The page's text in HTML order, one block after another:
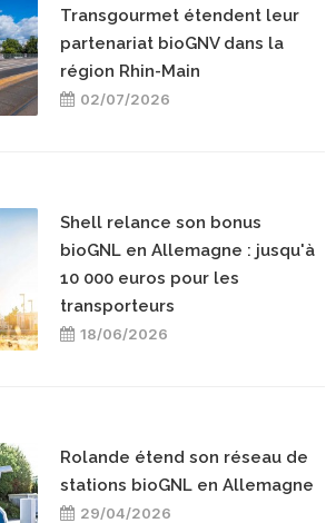
Transgourmet étendent leur
partenariat bioGNV dans la
région Rhin-Main
02/07/2026
Shell relance son bonus
bioGNL en Allemagne : jusqu'à
10 000 euros pour les
transporteurs
18/06/2026
Rolande étend son réseau de
stations bioGNL en Allemagne
29/04/2026